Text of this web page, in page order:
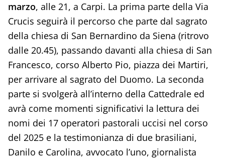
marzo, alle 21, a Carpi. La prima parte della Via
Crucis seguirà il percorso che parte dal sagrato
della chiesa di San Bernardino da Siena (ritrovo
dalle 20.45), passando davanti alla chiesa di San
Francesco, corso Alberto Pio, piazza dei Martiri,
per arrivare al sagrato del Duomo. La seconda
parte si svolgerà all’interno della Cattedrale ed
avrà come momenti significativi la lettura dei
nomi dei 17 operatori pastorali uccisi nel corso
del 2025 e la testimonianza di due brasiliani,
Danilo e Carolina, avvocato l’uno, giornalista